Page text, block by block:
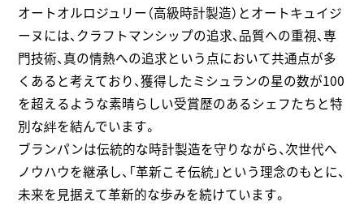
オートオルロジュリー（高級時計製造）とオートキュイジ
ーヌには、クラフトマンシップの追求、品質への重視、専
門技術、真の情熱への追求という点において共通点が多
くあると考えており、獲得したミシュランの星の数が100
を超えるような素晴らしい受賞歴のあるシェフたちと特
別な絆を結んでいます。
ブランパンは伝統的な時計製造を守りながら、次世代へ
ノウハウを継承し、「革新こそ伝統」という理念のもとに、
未来を見据えて革新的な歩みを続けています。